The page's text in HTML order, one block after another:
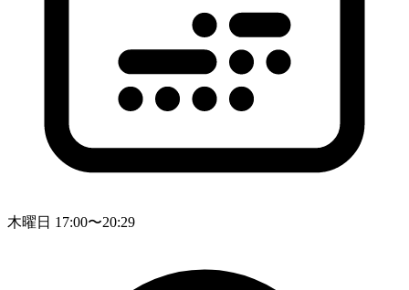
木曜日 17:00〜20:29